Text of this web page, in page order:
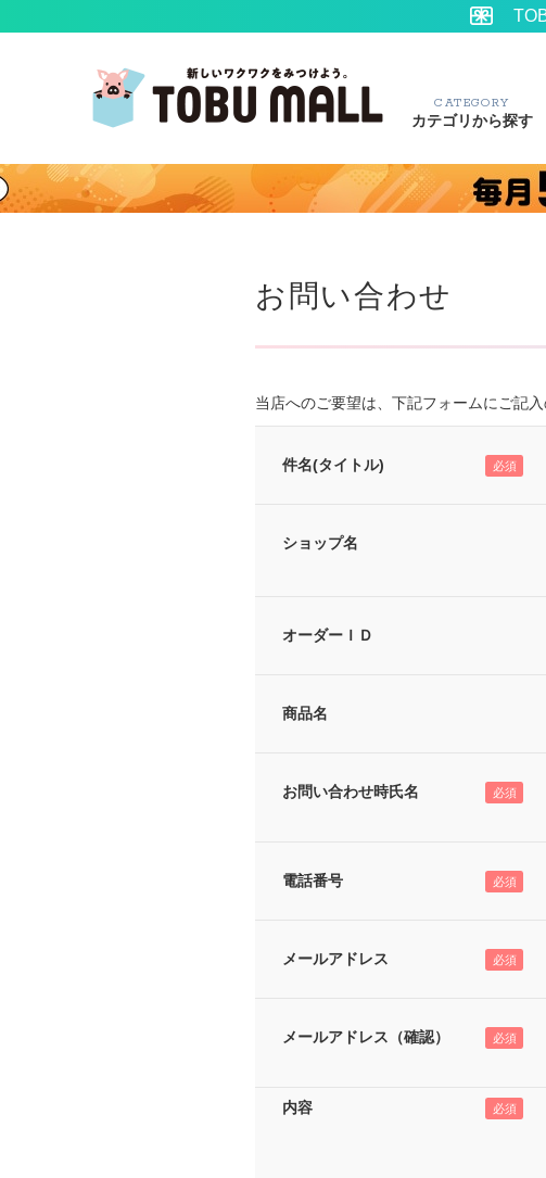
CATEGORY
カテゴリから探す
お問い合わせ
当店へのご要望は、下記フォームにご記入
件名(タイトル)
ショップ名
オーダーＩＤ
商品名
お問い合わせ時氏名
電話番号
メールアドレス
メールアドレス（確認）
内容